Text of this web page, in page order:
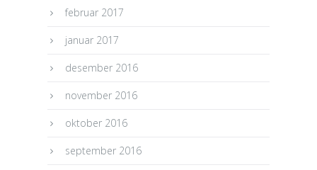
februar 2017
januar 2017
desember 2016
november 2016
oktober 2016
september 2016